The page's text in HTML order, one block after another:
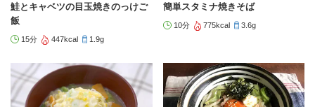
鮭とキャベツの目玉焼きのっけご
飯
15分 447kcal 1.9g
簡単スタミナ焼きそば
10分 775kcal 3.6g